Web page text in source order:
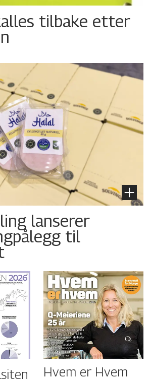
tilbake etter
lanserer
til
Hvem er Hvem